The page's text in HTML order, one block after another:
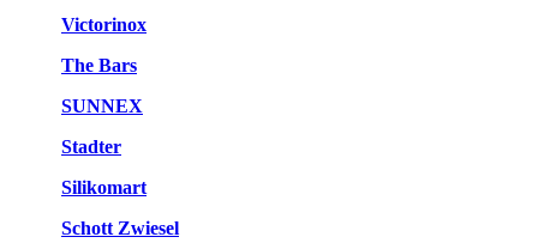
Victorinox
The Bars
SUNNEX
Stadter
Silikomart
Schott Zwiesel